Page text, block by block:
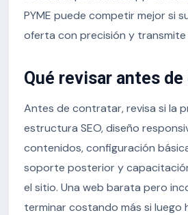
PYME puede competir mejor si
oferta con precisión y transmite
Qué revisar antes
Antes de contratar, revisa si la
estructura SEO, diseño
contenidos, configuración
soporte posterior y
el sitio. Una web barata pero
terminar costando más si luego